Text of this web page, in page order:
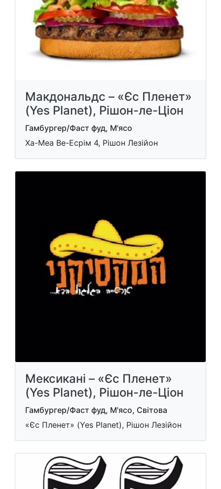
Макдональдс – «Єс Пленет»
(Yes Planet), Рішон-ле-Ціон
Гамбургер/Фаст фуд, М'ясо
Ха-Меа Ве-Есрім 4, Рішон Лезійон
Мексикані – «Єс Пленет»
(Yes Planet), Рішон-ле-Ціон
Гамбургер/Фаст фуд, М'ясо, Світова
«Єс Пленет» (Yes Planet), Рішон Лезійон